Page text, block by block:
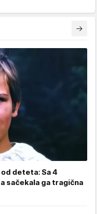
deteta: Sa 4
sačekala ga tragična